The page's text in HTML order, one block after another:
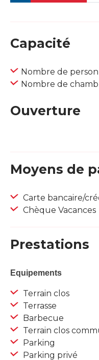
Capacité
Nombre de
Nombre de
Ouverture
Moyens de
Carte bancaire/
Chèque Vacances
Prestations
Equipements
Terrain clos
Terrasse
Barbecue
Terrain clos
Parking
Parking privé